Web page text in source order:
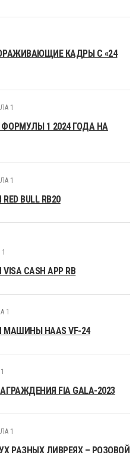
КАДРЫ С «24
1
1 2024 ГОДА НА
1
BULL RB20
CASH APP RB
1
HAAS VF-24
FIA GALA-2023
1
РАЗНЫХ ЛИВРЕЯХ – РОЗОВОЙ